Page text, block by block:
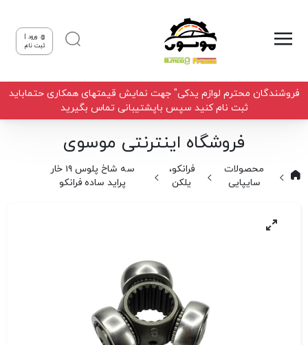
ورود |
ثبت نام
فروشندگان محترم لوازم یدکی" جهت نمایش قیمتهای همکاری حتماباید
ثبت نام کنید سپس باپشتیبانی تماس بگیرید
فروشگاه اینترنتی موسوی
محصولات
سایپایی
فرانکو،
یلکن
سه شاخ پلوس 19 خار
پراید ساده فرانکو